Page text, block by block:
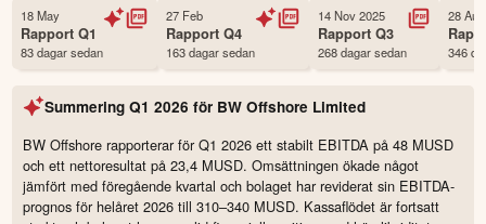
Status Noterad
Land Norge
Första handelsdag
Antal ägare Avanza
Antal ägare Nordnet
Källa:Börsdata
18 May
RapportQ1
83 dagar sedan
27 Feb
RapportQ4
163 dagar sedan
14 Nov 2025
RapportQ3
268 dagar sedan
28
346
Summering Q1 2026 för BW Offshore Limited
BW Offshore rapporterar för Q1 2026 ett stabilt EBITDA på 48 MUSD
och ett nettoresultat på 23,4 MUSD. Omsättningen ökade något
jämfört med föregående kvartal och bolaget har reviderat sin EBITDA-
prognos för helåret 2026 till 310–340 MUSD. Kassaflödet är fortsatt